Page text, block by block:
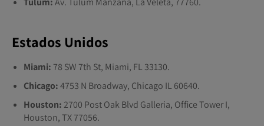
Estados Unidos
Miami: 78 SW 7th St, Miami, FL 33130.
Chicago:4753 N Broadway, Chicago IL 60640.
Houston:2700 Post Oak Blvd Galleria, Office Tower I,
Houston, TX 77056.